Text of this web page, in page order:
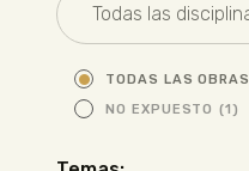
TODAS LAS OBRAS
NO EXPUESTO (1)